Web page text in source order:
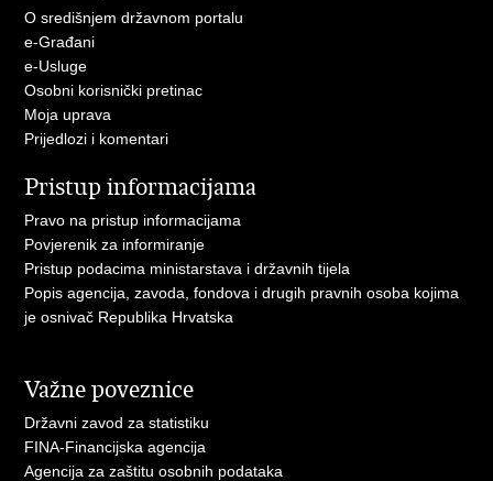
O središnjem državnom portalu
e-Građani
e-Usluge
Osobni korisnički pretinac
Moja uprava
Prijedlozi i komentari
Pristup informacijama
Pravo na pristup informacijama
Povjerenik za informiranje
Pristup podacima ministarstava i državnih tijela ​
Popis agencija, zavoda, fondova i drugih pravnih osoba kojima
je osnivač Republika Hrvatska ​
Važne poveznice
Državni zavod za statistiku ​
FINA-Financijska agencija
Agencija za zaštitu osobnih podataka